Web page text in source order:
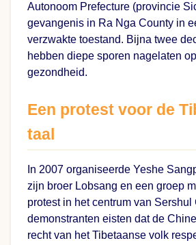
Autonoom Prefecture (provincie
gevangenis in Ra Nga County in
verzwakte toestand. Bijna twee
hebben diepe sporen nagelaten
gezondheid.
Een protest voor de
taal
In 2007 organiseerde Yeshe
zijn broer Lobsang en een groep
protest in het centrum van Sershul
demonstranten eisten dat de
recht van het Tibetaanse volk